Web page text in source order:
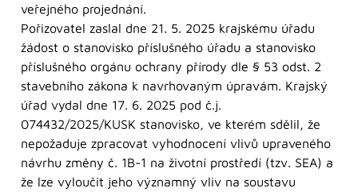
veřejného projednání.
Pořizovatel zaslal dne 21. 5. 2025 krajskému úřadu
žádost o stanovisko příslušného úřadu a stanovisko
příslušného orgánu ochrany přírody dle § 53 odst. 2
stavebního zákona k navrhovaným úpravám. Krajský
úřad vydal dne 17. 6. 2025 pod č.j.
074432/2025/KUSK stanovisko, ve kterém sdělil, že
nepožaduje zpracovat vyhodnocení vlivů upraveného
návrhu změny č. 1B-1 na životní prostředí (tzv. SEA) a
že lze vyloučit jeho významný vliv na soustavu